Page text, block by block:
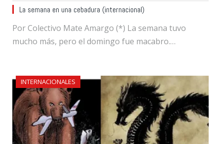
La semana en una cebadura (internacional)
Por Colectivo Mate Amargo (*) La semana tuvo
mucho más, pero el domingo fue macabro.…
INTERNACIONALES